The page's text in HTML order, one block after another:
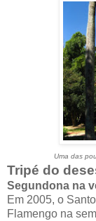
Uma das
Tripé do
Segundona na
Em 2005, o
Flamengo na